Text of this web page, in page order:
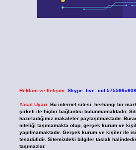
Reklam ve İletişim: Skype:
Yasal Uyarı: Bu internet sitesi, herhangi bir
şirketi ile hiçbir bağlantısı bulunmamaktadır.
hazırladığımız makaleler paylaşılmaktadır.
niteliği taşımamakta olup, gerçek kurum ve
yapılmamaktadır. Gerçek kurum ve kişiler ile
tesadüfidir. Sitemizdeki bilgiler taslak
taşımazlar.